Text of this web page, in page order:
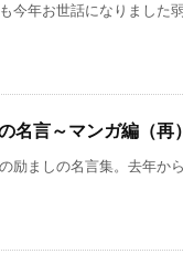
今年お世話になりました
名言～マンガ編（再
励ましの名言集。去年